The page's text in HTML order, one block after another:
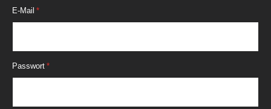
E-Mail
Passwort